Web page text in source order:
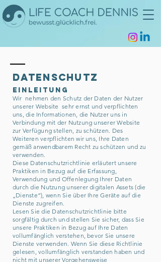
DATENSCHUTZ
Einleitung
Wir nehmen den Schutz der Daten der Nutzer
unserer Website sehr ernst und verpflichten
uns, die Informationen, die Nutzer uns in
Verbindung mit der Nutzung unserer Website
zur Verfügung stellen, zu schützen. Des
Weiteren verpflichten wir uns, Ihre Daten
gemäß anwendbarem Recht zu schützen und zu
verwenden.
Diese Datenschutzrichtlinie erläutert unsere
Praktiken in Bezug auf die Erfassung,
Verwendung und Offenlegung Ihrer Daten
durch die Nutzung unserer digitalen Assets (die
„Dienste“), wenn Sie über Ihre Geräte auf die
Dienste zugreifen.
Lesen Sie die Datenschutzrichtlinie bitte
sorgfältig durch und stellen Sie sicher, dass Sie
unsere Praktiken in Bezug auf Ihre Daten
vollumfänglich verstehen, bevor Sie unsere
Dienste verwenden. Wenn Sie diese Richtlinie
gelesen, vollumfänglich verstanden haben und
nicht mit unserer Vorgehensweise